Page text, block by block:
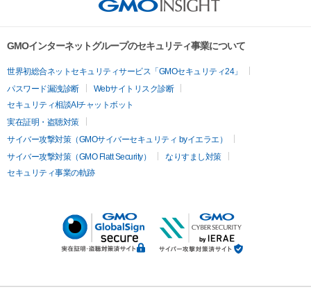
GMOインターネットグループのセキュリティ事業について
世界初総合ネットセキュリティサービス「GMOセキュリティ24」
パスワード漏洩診断
Webサイトリスク診断
セキュリティ相談AIチャットボット
実在証明・盗聴対策
サイバー攻撃対策（GMOサイバーセキュリティ byイエラエ）
サイバー攻撃対策（GMO Flatt Security）
なりすまし対策
セキュリティ事業の軌跡